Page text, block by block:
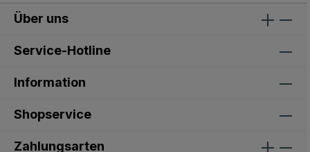
Über uns
Service-Hotline
Information
Shopservice
Zahlungsarten